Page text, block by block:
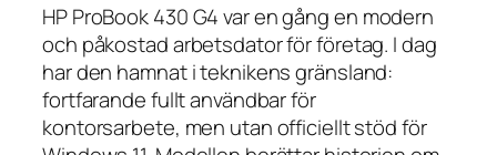
HP ProBook 430 G4 var en gång en modern
och påkostad arbetsdator för företag. I dag
har den hamnat i teknikens gränsland:
fortfarande fullt användbar för
kontorsarbete, men utan officiellt stöd för